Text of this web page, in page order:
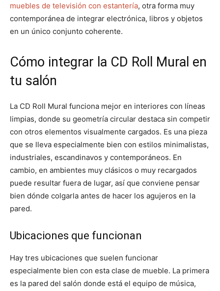
muebles de televisión con estantería, otra forma muy
contemporánea de integrar electrónica, libros y objetos
en un único conjunto coherente.
Cómo integrar la CD Roll Mural en
tu salón
La CD Roll Mural funciona mejor en interiores con líneas
limpias, donde su geometría circular destaca sin competir
con otros elementos visualmente cargados. Es una pieza
que se lleva especialmente bien con estilos minimalistas,
industriales, escandinavos y contemporáneos. En
cambio, en ambientes muy clásicos o muy recargados
puede resultar fuera de lugar, así que conviene pensar
bien dónde colgarla antes de hacer los agujeros en la
pared.
Ubicaciones que funcionan
Hay tres ubicaciones que suelen funcionar
especialmente bien con esta clase de mueble. La primera
es la pared del salón donde está el equipo de música,